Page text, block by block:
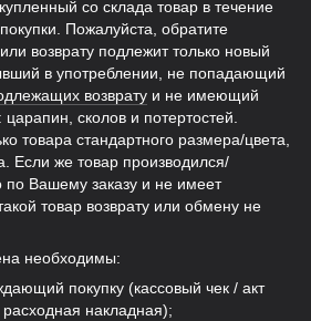
со склада товар в течение
Пожалуйста, обратите
возврату подлежит только новый
в употреблении, не попадающий
возврату и не имеющий
сколов и потертостей.
товара стандартного размера/цвета,
Если же товар производился/
по Вашему заказу и не имеет
товар возврату или обмену не
необходимы:
покупку (кассовый чек / акт
накладная);